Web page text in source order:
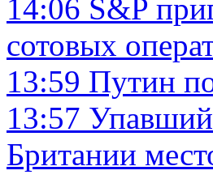
14:06 S&P
сотовых
13:59 Путин
13:57 Упавший
Британии